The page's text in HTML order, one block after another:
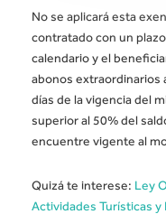
No se aplicará esta
contratado con un
calendario y el
abonos extraordinarios
días de la vigencia del
superior al 50% del
encuentre vigente al
Quizá te interese: Ley
Actividades Turísticas y